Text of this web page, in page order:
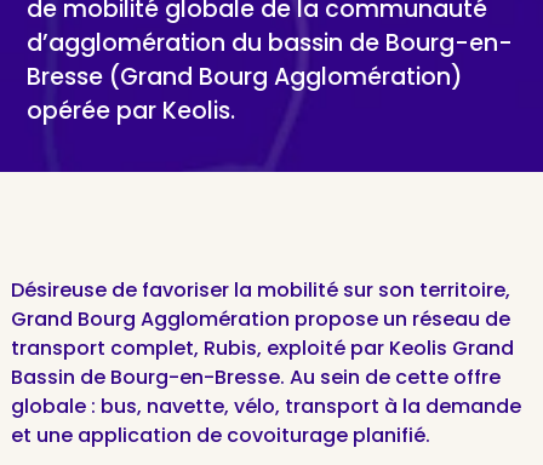
de mobilité globale de la communauté
d’agglomération du bassin de Bourg-en-
Bresse (Grand Bourg Agglomération)
opérée par Keolis.
Désireuse de favoriser la mobilité sur son territoire,
Grand Bourg Agglomération propose un réseau de
transport complet, Rubis, exploité par Keolis Grand
Bassin de Bourg-en-Bresse. Au sein de cette offre
globale : bus, navette, vélo, transport à la demande
et une application de covoiturage planifié.